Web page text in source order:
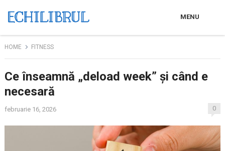
MENU
HOME FITNESS
Ce înseamnă „deload week” și când e
necesară
februarie 16, 2026 0